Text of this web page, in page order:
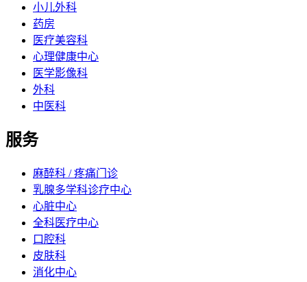
小儿外科
药房
医疗美容科
心理健康中心
医学影像科
外科
中医科
服务
麻醉科 / 疼痛门诊
乳腺多学科诊疗中心
心脏中心
全科医疗中心
口腔科
皮肤科
消化中心